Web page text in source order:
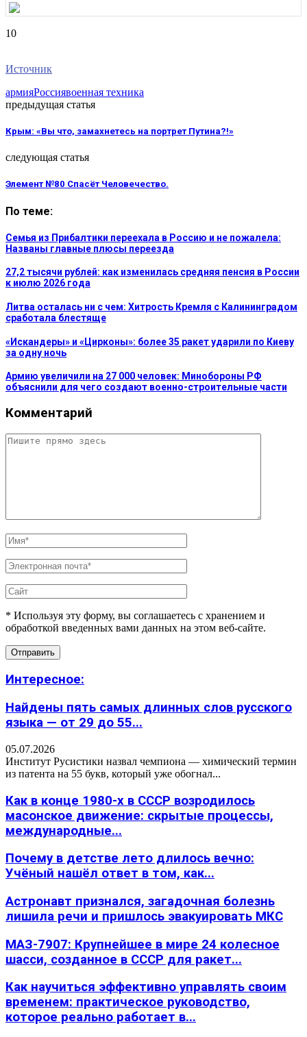
10
Источник
армияРоссиявоенная техника
предыдущая статья
Крым: «Вы что, замахнетесь на портрет Путина?!»
следующая статья
Элемент №80 Спасёт Человечество.
По теме:
Семья из Прибалтики переехала в Россию и не пожалела:
Названы главные плюсы переезда
27,2 тысячи рублей: как изменилась средняя пенсия в России
к июлю 2026 года
Литва осталась ни с чем: Хитрость Кремля с Калининградом
сработала блестяще
«Искандеры» и «Цирконы»: более 35 ракет ударили по Киеву
за одну ночь
Армию увеличили на 27 000 человек: Минобороны РФ
объяснили для чего создают военно-строительные части
Комментарий
* Используя эту форму, вы соглашаетесь с хранением и
обработкой введенных вами данных на этом веб-сайте.
Интересное:
Найдены пять самых длинных слов русского
языка — от 29 до 55...
05.07.2026
Институт Русистики назвал чемпиона — химический термин
из патента на 55 букв, который уже обогнал...
Как в конце 1980-х в СССР возродилось
масонское движение: скрытые процессы,
международные...
Почему в детстве лето длилось вечно:
Учёный нашёл ответ в том, как...
Астронавт признался, загадочная болезнь
лишила речи и пришлось эвакуировать МКС
МАЗ-7907: Крупнейшее в мире 24 колесное
шасси, созданное в СССР для ракет...
Как научиться эффективно управлять своим
временем: практическое руководство,
которое реально работает в...